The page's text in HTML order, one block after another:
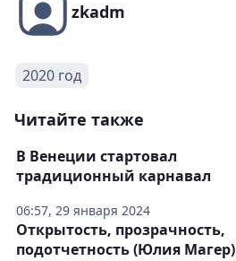
zkadm
2020 год
Читайте также
06:57, 29 января 2024
В Венеции стартовал
традиционный карнавал
Открытость, прозрачность,
подотчетность (Юлия Магер)